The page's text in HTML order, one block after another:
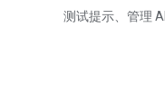
测试提示、管理